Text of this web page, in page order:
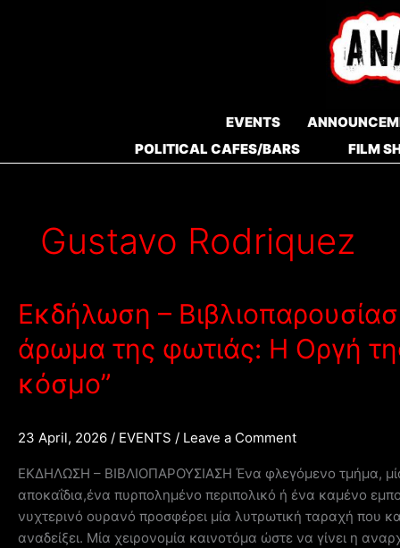
EVENTS
POLITICAL CAFES/BARS
FILM
Gustavo Rodriquez
Εκδήλωση –
άρωμα της φωτιάς: Η Οργή
κόσμο”
23 April, 2026 / EVENTS / Leave a Comment
ΕΚΔΗΛΩΣΗ – ΒΙΒΛΙΟΠΑΡΟΥΣΙΑΣΗ Ένα φλεγόμενο τμήμα,
αποκαΐδια,ένα πυρπολημένο περιπολικό ή ένα καμένο
νυχτερινό ουρανό προσφέρει μία λυτρωτική ταραχή που
αναδείξει. Μία χειρονομία καινοτόμα ώστε να γίνει η